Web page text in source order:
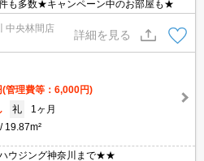
も多数★キャンペーン中のお部屋も★
中央林間店
詳細を見る
(管理費等：6,000円)
礼
1ヶ月
19.87m²
ウジング神奈川まで★★